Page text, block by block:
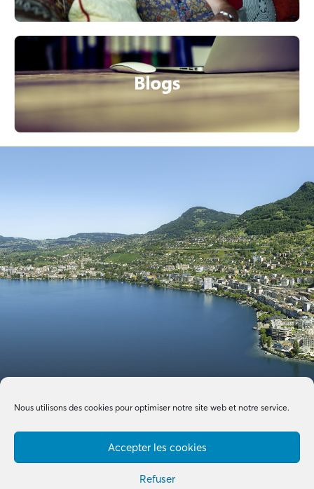
Nous utilisons des cookies pour optimiser notre site web et notre service.
Accepter les cookies
Refuser